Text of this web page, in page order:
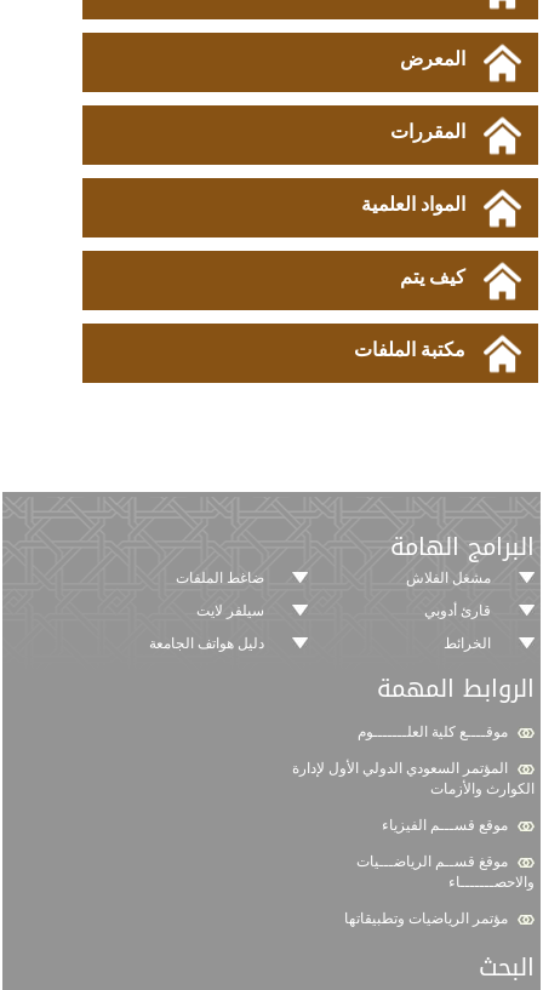
المعرض
المقررات
المواد العلمية
كيف يتم
مكتبة الملفات
البرامج الهامة
مشغل الفلاش
ضاغط الملفات
قارئ أدوبي
سيلفر لايت
الخرائط
دليل هواتف الجامعة
الروابط المهمة
موقــــع كلية العلـــــــوم
المؤتمر السعودي الدولي الأول لإدارة
الكوارث والأزمات
موقع قســـم الفيزياء
موقغ قســم الرياضـــيات
والاحصـــــــاء
مؤتمر الرياضيات وتطبيقاتها
البحث